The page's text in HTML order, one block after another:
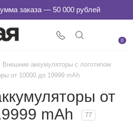
0
Внешние аккумуляторы с логотипом
от 10000 до 19999 mAh
от
mAh
77